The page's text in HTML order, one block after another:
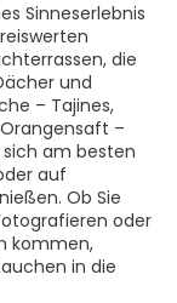
Sinneserlebnis
die
und
– Tajines,
–
am besten
auf
Ob Sie
oder
kommen,
in die